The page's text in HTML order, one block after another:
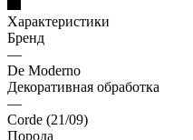
Характеристики
Бренд
—
De Moderno
Декоративная обработка
—
Corde (21/09)
Порода